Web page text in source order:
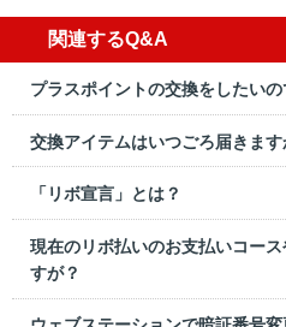
関連するQ&A
プラスポイントの交換をしたいの
交換アイテムはいつごろ届きます
「リボ宣言」とは？
現在のリボ払いのお支払いコー
すが？